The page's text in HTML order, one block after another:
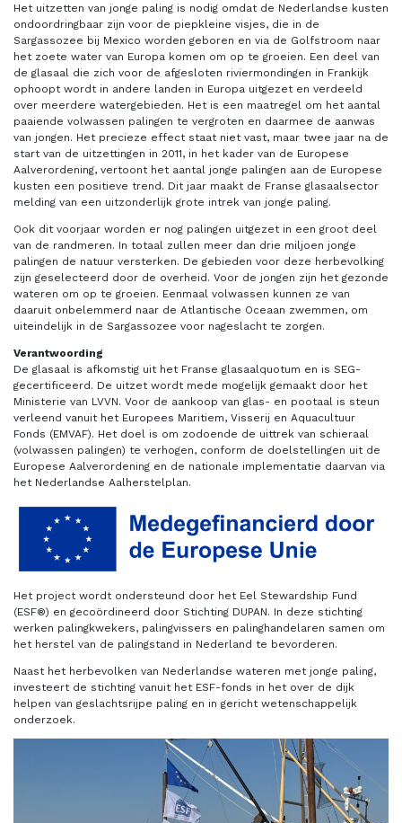
Het uitzetten van jonge paling is nodig omdat de Nederlandse kusten
ondoordringbaar zijn voor de piepkleine visjes, die in de
Sargassozee bij Mexico worden geboren en via de Golfstroom naar
het zoete water van Europa komen om op te groeien. Een deel van
de glasaal die zich voor de afgesloten riviermondingen in Frankijk
ophoopt wordt in andere landen in Europa uitgezet en verdeeld
over meerdere watergebieden. Het is een maatregel om het aantal
paaiende volwassen palingen te vergroten en daarmee de aanwas
van jongen. Het precieze effect staat niet vast, maar twee jaar na de
start van de uitzettingen in 2011, in het kader van de Europese
Aalverordening, vertoont het aantal jonge palingen aan de Europese
kusten een positieve trend. Dit jaar maakt de Franse glasaalsector
melding van een uitzonderlijk grote intrek van jonge paling.
Ook dit voorjaar worden er nog palingen uitgezet in een groot deel
van de randmeren. In totaal zullen meer dan drie miljoen jonge
palingen de natuur versterken. De gebieden voor deze herbevolking
zijn geselecteerd door de overheid. Voor de jongen zijn het gezonde
wateren om op te groeien. Eenmaal volwassen kunnen ze van
daaruit onbelemmerd naar de Atlantische Oceaan zwemmen, om
uiteindelijk in de Sargassozee voor nageslacht te zorgen.
Verantwoording
De glasaal is afkomstig uit het Franse glasaalquotum en is SEG-
gecertificeerd. De uitzet wordt mede mogelijk gemaakt door het
Ministerie van LVVN. Voor de aankoop van glas- en pootaal is steun
verleend vanuit het Europees Maritiem, Visserij en Aquacultuur
Fonds (EMVAF). Het doel is om zodoende de uittrek van schieraal
(volwassen palingen) te verhogen, conform de doelstellingen uit de
Europese Aalverordening en de nationale implementatie daarvan via
het Nederlandse Aalherstelplan.
Het project wordt ondersteund door het Eel Stewardship Fund
(ESF®) en gecoördineerd door Stichting DUPAN. In deze stichting
werken palingkwekers, palingvissers en palinghandelaren samen om
het herstel van de palingstand in Nederland te bevorderen.
Naast het herbevolken van Nederlandse wateren met jonge paling,
investeert de stichting vanuit het ESF-fonds in het over de dijk
helpen van geslachtsrijpe paling en in gericht wetenschappelijk
onderzoek.